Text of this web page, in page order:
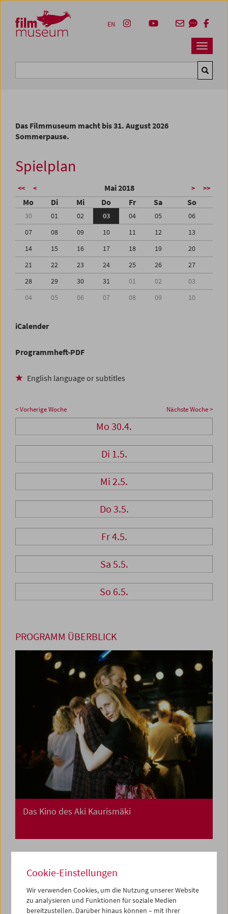
Zum Inhalt
Zum Hauptmenü
Zur Servicenavigation
Zum Suche
Navbar
EN
Das Filmmuseum macht bis 31. August 2026
Sommerpause.
Spielplan
<< < Mai 2018 > >>
Mo Di Mi Do Fr Sa So
30 01 02 03 04 05
06
07
08 09 10 11 12
13
14
15 16 17 18 19
20
21
22 23 24 25 26
27
28
29 30 31 01 02
03
04
05 06 07 08 09 10
iCalender
Programmheft-PDF
English language or subtitles
< Vorherige Woche Nächste Woche >
Mo 30.4.
Di 1.5.
Mi 2.5.
Do 3.5.
Fr 4.5.
Sa 5.5.
So 6.5.
PROGRAMM ÜBERBLICK
Das Kino des Aki Kaurismäki
Cookie-Einstellungen
Wir verwenden Cookies, um die Nutzung unserer Website
zu analysieren und Funktionen für soziale Medien
bereitzustellen. Darüber hinaus können – mit Ihrer